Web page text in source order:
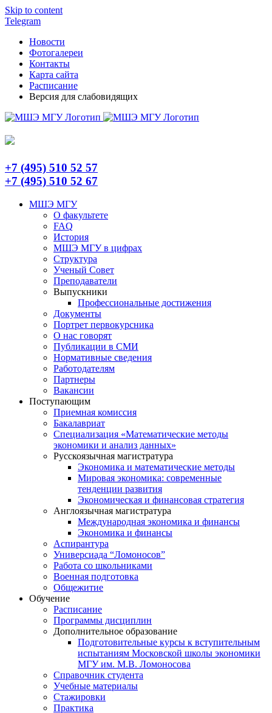
Skip to content
Telegram
Новости
Фотогалереи
Контакты
Карта сайта
Расписание
Версия для слабовидящих
+7 (495) 510 52 57
+7 (495) 510 52 67
МШЭ МГУ
О факультете
FAQ
История
МШЭ МГУ в цифрах
Структура
Ученый Совет
Преподаватели
Выпускники
Профессиональные достижения
Документы
Портрет первокурсника
О нас говорят
Публикации в СМИ
Нормативные сведения
Работодателям
Партнеры
Вакансии
Поступающим
Приемная комиссия
Бакалавриат
Специализация «Математические методы
экономики и анализ данных»
Русскоязычная магистратура
Экономика и математические методы
Мировая экономика: современные
тенденции развития
Экономическая и финансовая стратегия
Англоязычная магистратура
Международная экономика и финансы
Экономика и финансы
Аспирантура
Универсиада “Ломоносов”
Работа со школьниками
Военная подготовка
Общежитие
Обучение
Расписание
Программы дисциплин
Дополнительное образование
Подготовительные курсы к вступительным
испытаниям Московской школы экономики
МГУ им. М.В. Ломоносова
Справочник студента
Учебные материалы
Стажировки
Практика